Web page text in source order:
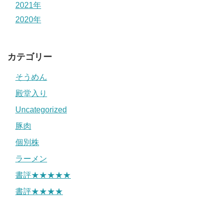
2021年
2020年
カテゴリー
そうめん
殿堂入り
Uncategorized
豚肉
個別株
ラーメン
書評★★★★★
書評★★★★